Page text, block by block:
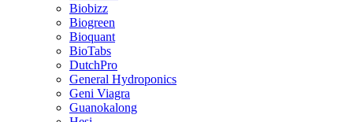
Biobizz
Biogreen
Bioquant
BioTabs
DutchPro
General Hydroponics
Geni Viagra
Guanokalong